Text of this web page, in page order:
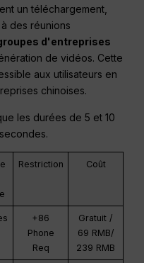
un téléchargement,
des réunions
d'entreprises
de vidéos. Cette
aux utilisateurs en
chinoises.
les durées de 5 et 10
Restriction Coût
+86
Phone
Req
Gratuit /
69 RMB/
239 RMB